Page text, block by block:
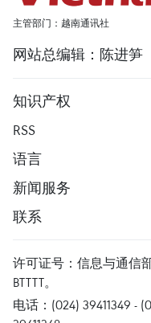
主管部门：越南通讯社
网站总编辑：陈进笋
知识产权
RSS
语言
新闻服务
联系
许可证号：信息与通信
BTTTT。
电话：(024) 39411349 -